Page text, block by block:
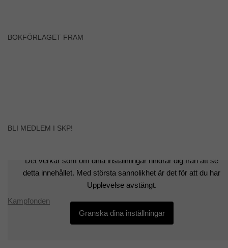
BOKFÖRLAGET FRAM
BLI MEDLEM I SKP!
Kampfonden
Det verkar som om dina inställningar hindrar dig från att se
detta innehållet. Med största sannolikhet är det för att du har
Upplevelse avstängt.
Granska dina inställningar
hemsidan
över huvud
taget ska
Statistik